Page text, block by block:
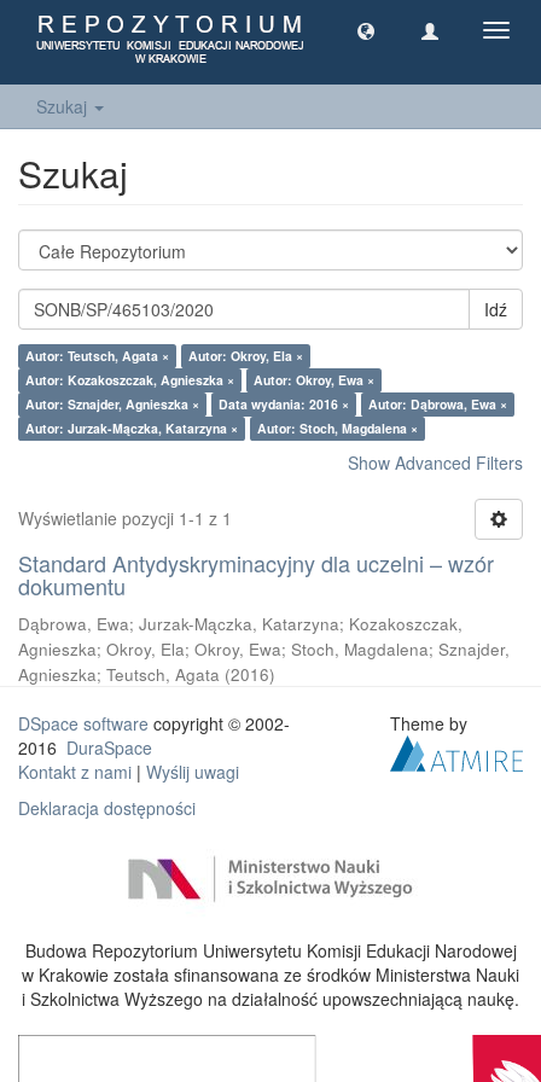
Szukaj
Szukaj
Idź
Autor: Teutsch, Agata ×
Autor: Okroy, Ela ×
Autor: Kozakoszczak, Agnieszka ×
Autor: Okroy, Ewa ×
Autor: Sznajder, Agnieszka ×
Data wydania: 2016 ×
Autor: Dąbrowa, Ewa ×
Autor: Jurzak-Mączka, Katarzyna ×
Autor: Stoch, Magdalena ×
Show Advanced Filters
Wyświetlanie pozycji 1-1 z 1
Standard Antydyskryminacyjny dla uczelni – wzór
dokumentu
Dąbrowa, Ewa; Jurzak-Mączka, Katarzyna; Kozakoszczak,
Agnieszka; Okroy, Ela; Okroy, Ewa; Stoch, Magdalena; Sznajder,
Agnieszka; Teutsch, Agata (2016)
DSpace software copyright © 2002-
2016 DuraSpace
Kontakt z nami | Wyślij uwagi
Deklaracja dostępności
Theme by
Budowa Repozytorium Uniwersytetu Komisji Edukacji Narodowej
w Krakowie została sfinansowana ze środków Ministerstwa Nauki
i Szkolnictwa Wyższego na działalność upowszechniającą naukę.